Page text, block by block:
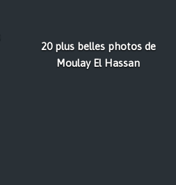
20 plus belles photos de
Moulay El Hassan